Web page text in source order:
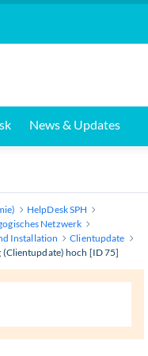
News & Updates
HelpDesk SPH
Netzwerk
Installation
Clientupdate
(Clientupdate) hoch [ID 75]